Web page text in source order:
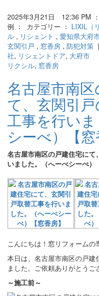
2025年3月21日 12:36 PM
例 ： カテゴリー ： LIXIL（
ル , リシェント , 愛知県大府
玄関引戸 , 窓香房 , 防犯対策
社, リシェントドア, 大府市
リクシル, 窓香房
名古屋市南
て、玄関引
工事を行い
シーべ）【窓
名古屋市南区の戸建住宅に
いました。（へーべシーべ）
こんにちは！窓リフォームの
本日は、名古屋市南区の戸
ました。ご依頼ありがとうご
～施工前～